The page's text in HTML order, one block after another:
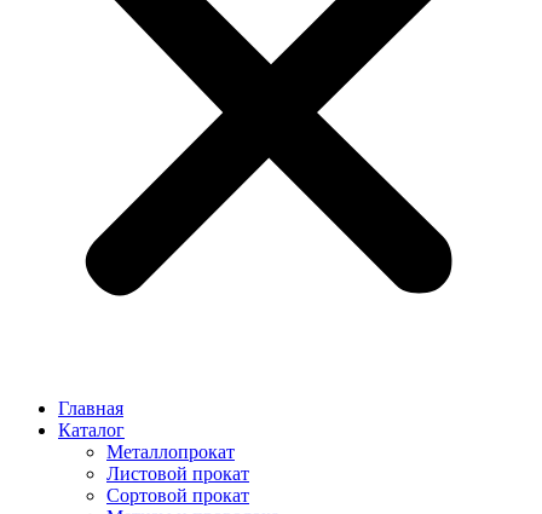
Главная
Каталог
Металлопрокат
Листовой прокат
Сортовой прокат